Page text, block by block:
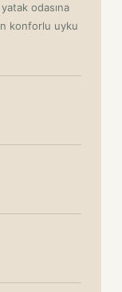
odasına
konforlu uyku